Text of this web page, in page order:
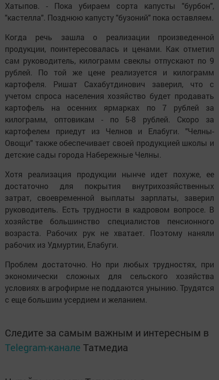
Хатыпов. - Пока убираем сорта капусты "бурбон",
"кастелла". Позднюю капусту "бузоний" пока оставляем.
Когда речь зашла о реализации произведенной
продукции, поинтересовалась и ценами. Как отметил
сам руководитель, килограмм свеклы отпускают по 9
рублей. По той же цене реализуется и килограмм
картофеля. Ришат Сахабутдинович заверил, что с
учетом спроса населения хозяйство будет продавать
картофель на осенних ярмарках по 7 рублей за
килограмм, оптовикам - по 5-8 рублей. Скоро за
картофелем приедут из Челнов и Елабуги. "Челны-
Овощи" также обеспечивает своей продукцией школы и
детские сады города Набережные Челны.
Хотя реализация продукции нынче идет похуже, ее
достаточно для покрытия внутрихозяйственных
затрат, своевременной выплаты зарплаты, заверил
руководитель. Есть трудности в кадровом вопросе. В
хозяйстве большинство специалистов пенсионного
возраста. Рабочих рук не хватает. Поэтому наняли
рабочих из Удмуртии, Елабуги.
Проблем достаточно. Но при любых трудностях, при
экономически сложных для сельского хозяйства
условиях в агрофирме не поддаются унынию. Трудятся
с еще большим усердием и желанием.
Следите за самым важным и интересным в
Telegram-канале Татмедиа